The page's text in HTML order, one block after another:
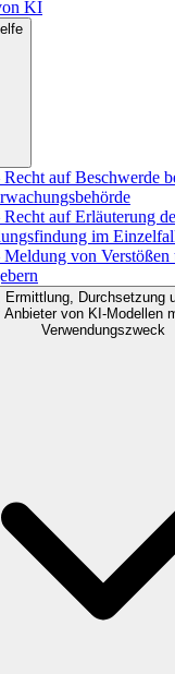
KI
Recht auf Beschwerde
Recht auf Erläuterung
im
Meldung von Verstößen
Durchsetzung
Anbieter von KI-Modellen
Verwendungszweck